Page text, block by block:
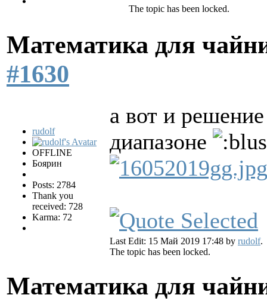
The topic has been locked.
Математика для
#1630
rudolf
OFFLINE
Боярин
Posts: 2784
Thank you
received: 728
Karma: 72
а вот и
диапазоне
Last Edit: 15 Май 2019 17:48 by rudolf.
The topic has been locked.
Математика для